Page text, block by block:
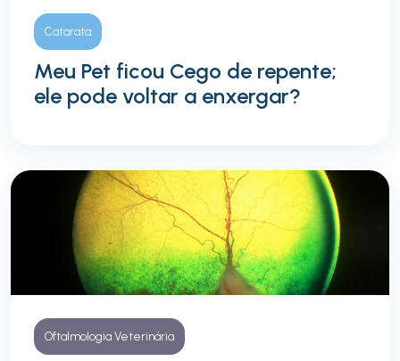
Catarata
Meu Pet ficou Cego de repente;
ele pode voltar a enxergar?
Oftalmologia Veterinária